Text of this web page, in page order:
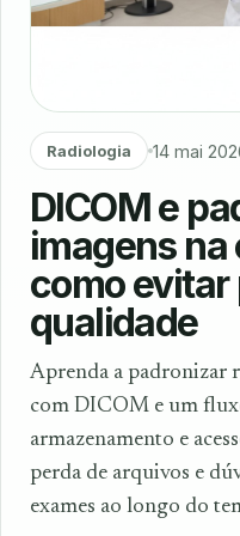
Radiologia 14 mai
DICOM e
imagens
como evitar
qualidade
Aprenda a padronizar
com DICOM e um
armazenamento e
perda de arquivos e
exames ao longo do